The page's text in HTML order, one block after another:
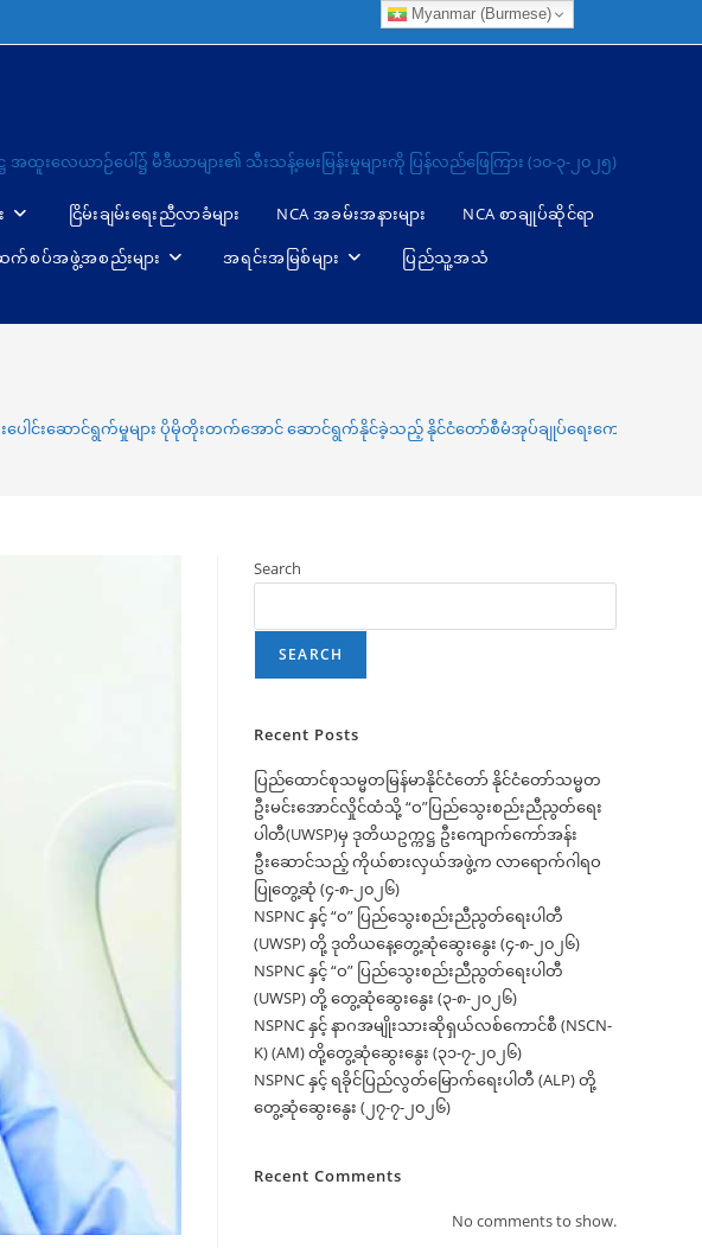
လေယာဉ်ပေါ်၌ မီဒီယာများ၏ သီးသန့်မေးမြန်းမှုများကို ပြန်လည်ဖြေကြား (၁၀-၃-၂၀၂၅)
ငြိမ်းချမ်းရေးညီလာခံများ NCA အခမ်းအနားများ NCA စာချုပ်ဆိုင်ရာ
က်စပ်အဖွဲ့အစည်းများ အရင်းအမြစ်များ ပြည်သူ့အသံ
ေါင်းဆောင်ရွက်မှုများ ပိုမိုတိုးတက်အောင် ဆောင်ရွက်နိုင်ခဲ့သည့် နိုင်ငံတော်စီမံအုပ်ချုပ်ရေးကောင်စီဥက္ကဋ္ဌ အ
Search
SEARCH
Recent Posts
ပြည်ထောင်စုသမ္မတမြန်မာနိုင်ငံတော် နိုင်ငံတော်သမ္မတ
ဦးမင်းအောင်လှိုင်ထံသို့ “ဝ”ပြည်သွေးစည်းညီညွတ်ရေး
ပါတီ(UWSP)မှ ဒုတိယဥက္ကဋ္ဌ ဦးကျောက်ကော်အန်း
ဦးဆောင်သည့် ကိုယ်စားလှယ်အဖွဲ့က လာရောက်ဂါရဝ
ပြုတွေ့ဆုံ (၄-၈-၂၀၂၆)
NSPNC နှင့် “ဝ” ပြည်သွေးစည်းညီညွတ်ရေးပါတီ
(UWSP) တို့ ဒုတိယနေ့တွေ့ဆုံဆွေးနွေး (၄-၈-၂၀၂၆)
NSPNC နှင့် “ဝ” ပြည်သွေးစည်းညီညွတ်ရေးပါတီ
(UWSP) တို့ တွေ့ဆုံဆွေးနွေး (၃-၈-၂၀၂၆)
NSPNC နှင့် နာဂအမျိုးသားဆိုရှယ်လစ်ကောင်စီ (NSCN-
K) (AM) တို့တွေ့ဆုံဆွေးနွေး (၃၁-၇-၂၀၂၆)
NSPNC နှင့် ရခိုင်ပြည်လွတ်မြောက်ရေးပါတီ (ALP) တို့
တွေ့ဆုံဆွေးနွေး (၂၇-၇-၂၀၂၆)
Recent Comments
No comments to show.
Myanmar (Burmese)